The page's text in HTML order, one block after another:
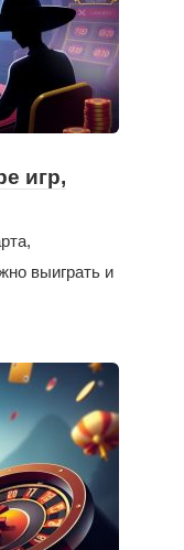
игр,
выиграть и